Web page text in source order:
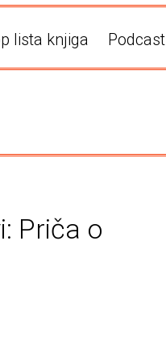
lista knjiga Podcast
Priča o